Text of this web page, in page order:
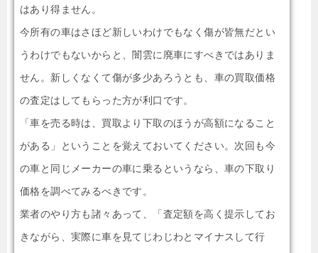
はあり得ません。
今所有の車はさほど新しいわけでもなく傷が皆無だとい
うわけでもないからと、闇雲に廃車にすべきではありま
せん。新しくなくて傷が多少あろうとも、車の買取価格
の査定はしてもらった方が利口です。
「車を売る時は、買取より下取のほうが高額になること
がある」ということを覚えておいてください。次回も今
の車と同じメーカーの車に乗るというなら、車の下取り
価格を調べてみるべきです。
業者のやり方も諸々あって、「査定額を高く提示してお
きながら、実際に車を見てじわじわとマイナスして行